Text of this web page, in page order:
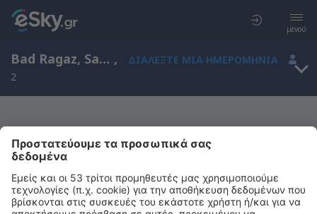
μενού
Bad Ragaz, Sankt Gallen, Ελβετία ,
ΔΙΑΛΈΞΤΕ ΜΙΑ ΗΜΕΡΟΜΗΝΊΑ
2
Μας συγχωρείτε, δεν υπάρχουν
αποτελέσματα για την αναζήτησή σας